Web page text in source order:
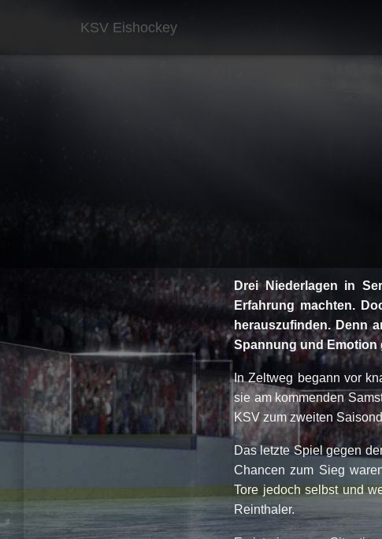
KSV Eishockey
Drei Niederlagen in
Erfahrung machten.
herauszufinden. Denn
Spannung und Emotion
In Zeltweg begann vor
sie am kommenden
KSV zum zweiten
Das letzte Spiel gegen
Chancen zum Sieg
Tore jedoch selbst und
Reinthaler.